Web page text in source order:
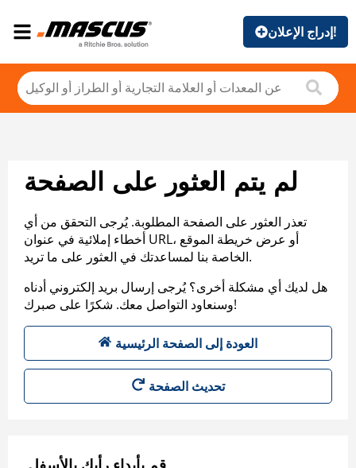
إدراج الإعلان!
لم يتم العثور على الصفحة
تعذر العثور على الصفحة المطلوبة. يُرجى التحقق من أي
أخطاء إملائية في عنوان URL، أو عرض خريطة الموقع
الخاصة بنا لمساعدتك في العثور على ما تريد.
هل لديك أي مشكلة أخرى؟ يُرجى إرسال بريد إلكتروني أدناه
وسنعاود التواصل معك. شكرًا على صبرك!
العودة إلى الصفحة الرئيسية
تحديث الصفحة